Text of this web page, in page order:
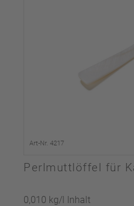
Art-Nr. 4217
Perlmuttlöffel für
0,010 kg/l Inhalt